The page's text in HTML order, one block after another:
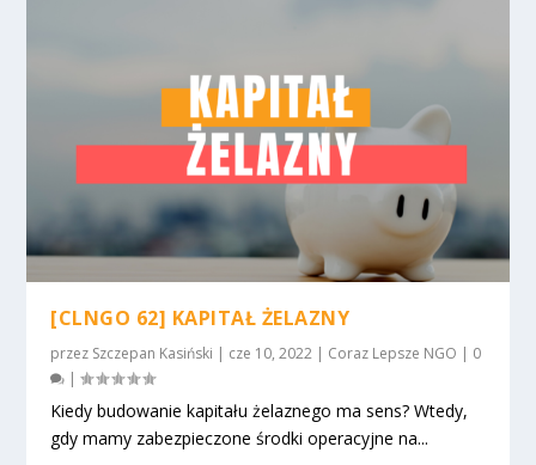
[CLNGO 62] KAPITAŁ ŻELAZNY
przez Szczepan Kasiński | cze 10, 2022 | Coraz Lepsze NGO | 0
|
Kiedy budowanie kapitału żelaznego ma sens? Wtedy,
gdy mamy zabezpieczone środki operacyjne na...